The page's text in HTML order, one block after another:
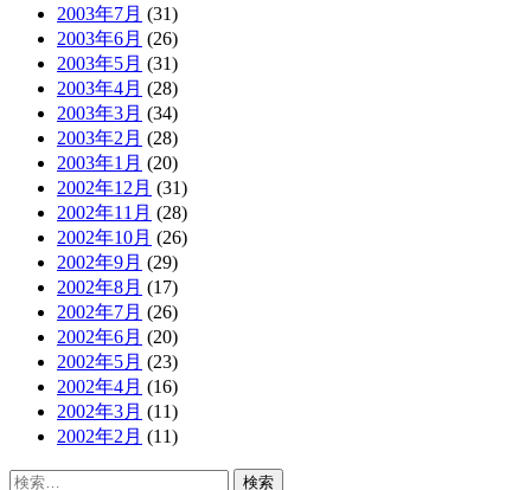
2003年7月 (31)
2003年6月 (26)
2003年5月 (31)
2003年4月 (28)
2003年3月 (34)
2003年2月 (28)
2003年1月 (20)
2002年12月 (31)
2002年11月 (28)
2002年10月 (26)
2002年9月 (29)
2002年8月 (17)
2002年7月 (26)
2002年6月 (20)
2002年5月 (23)
2002年4月 (16)
2002年3月 (11)
2002年2月 (11)
検